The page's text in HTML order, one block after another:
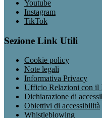
Youtube
Instagram
TikTok
Sezione Link Utili
Cookie policy
Note legali
Informativa Privacy
Ufficio Relazioni con il
Dichiarazione di
Obiettivi di accessibilità
Whistleblowing